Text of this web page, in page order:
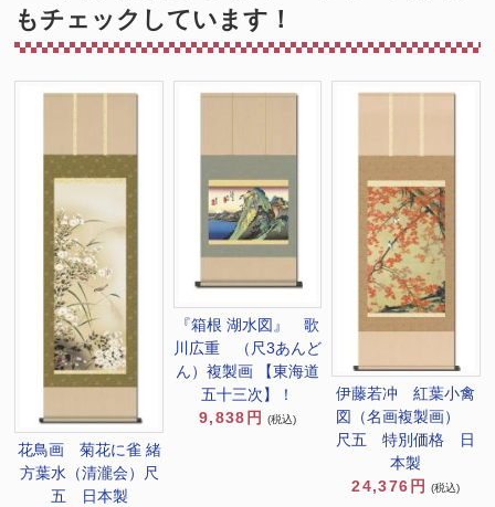
もチェックしています！
花鳥画 菊花に雀 緒
方葉水（清瀧会）尺
五 日本製
『箱根 湖水図』 歌
川広重 （尺3あんど
ん）複製画 【東海道
五十三次】！
9,838円
(税込)
伊藤若冲 紅葉小禽
図（名画複製画）
尺五 特別価格 日
本製
24,376円
(税込)